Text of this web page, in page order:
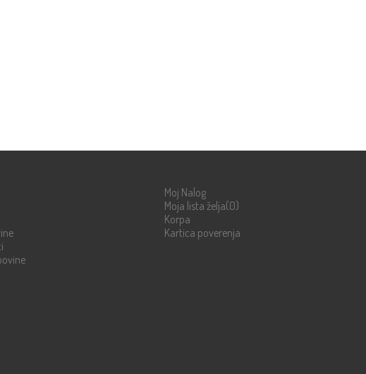
Moj Nalog
Moja lista želja(0)
Korpa
Kartica poverenja